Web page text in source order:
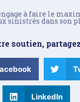
à faire le
sinistrés dans son
soutien,
LinkedIn